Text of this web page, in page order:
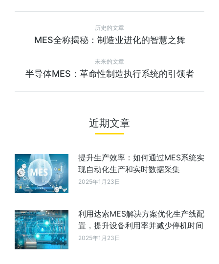
历史的文章
MES全称揭秘：制造业进化的智慧之舞
未来的文章
半导体MES：革命性制造执行系统的引领者
近期文章
提升生产效率：如何通过MES系统实
现自动化生产和实时数据采集
2025年1月23日
利用达索MES解决方案优化生产线配
置，提升设备利用率并减少停机时间
2025年1月23日